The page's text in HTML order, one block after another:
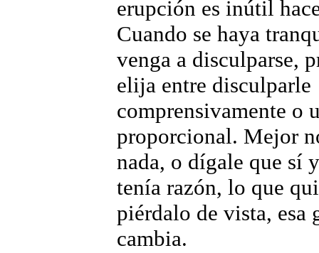
erupción es inútil
Cuando se haya
venga a disculparse,
elija entre disculparle
comprensivamente o
proporcional. Mejor
nada, o dígale que sí
tenía razón, lo que
piérdalo de vista, esa
cambia.